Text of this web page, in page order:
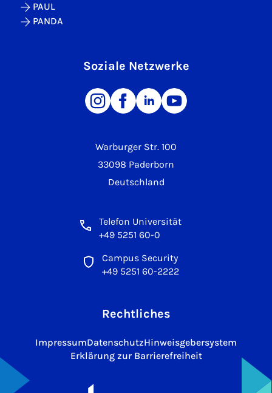
Warburger Str. 100
33098 Paderborn
Deutschland
Telefon Universität
+49 5251 60-0
Campus Security
+49 5251 60-2222
PAUL
PANDA
Soziale Netzwerke
Rechtliches
ImpressumDatenschutzHinweisgebersystem
Erklärung zur Barrierefreiheit